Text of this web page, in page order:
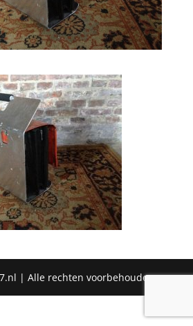
| Alle rechten voorbehouden